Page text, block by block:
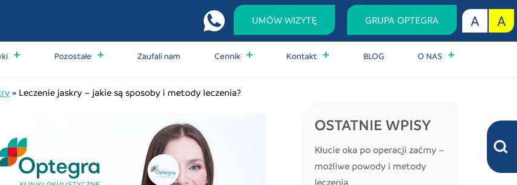
UMÓW WIZYTĘ GRUPA OPTEGRA A A
Pozostałe Zaufali nam Cennik Kontakt BLOG O NAS
» Leczenie jaskry – jakie są sposoby i metody leczenia?
OSTATNIE WPISY
Kłucie oka po operacji zaćmy –
możliwe powody i metody
leczenia